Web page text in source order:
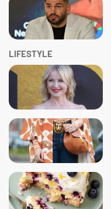
LIFESTYLE